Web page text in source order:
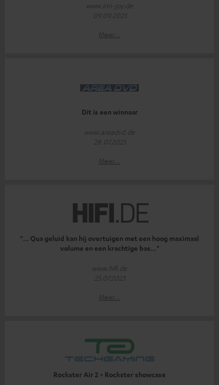
www.inn-joy.de
09.09.2023
Meer...
Dit is een winnaar
www.areadvd.de
28.07.2023
Meer...
"... Qua geluid kan hij overtuigen met een hoog maximaal
volume en een krachtige bas..."
www.hifi.de
25.07.2023
Meer...
Rockster Air 2 + Rockster showcase